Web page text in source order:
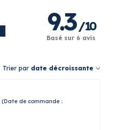
9.3 /10
Basé sur 6 avis
Trier par date décroissante
(Date de commande :